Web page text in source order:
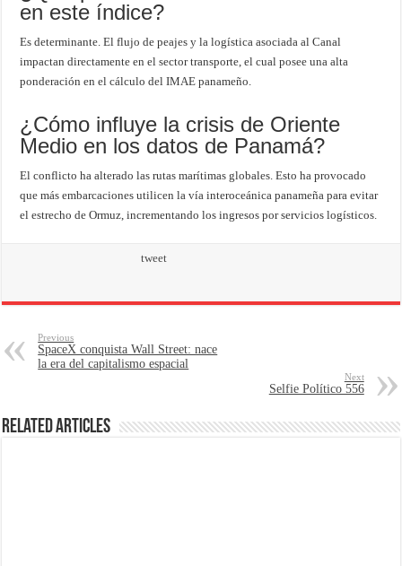
en este índice?
Es determinante. El flujo de peajes y la logística asociada al Canal
impactan directamente en el sector transporte, el cual posee una alta
ponderación en el cálculo del IMAE panameño.
¿Cómo influye la crisis de Oriente
Medio en los datos de Panamá?
El conflicto ha alterado las rutas marítimas globales. Esto ha provocado
que más embarcaciones utilicen la vía interoceánica panameña para evitar
el estrecho de Ormuz, incrementando los ingresos por servicios logísticos.
tweet
Previous
SpaceX conquista Wall Street: nace
la era del capitalismo espacial
Next
Selfie Político 556
Related Articles